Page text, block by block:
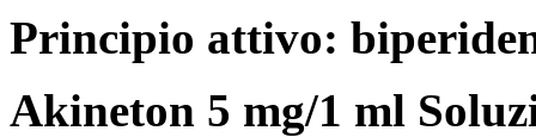
Principio attivo:
Akineton 5 mg/1 ml